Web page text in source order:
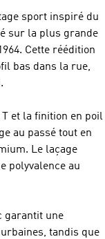
sport inspiré du
sur la plus grande
Cette réédition
bas dans la rue,
et la finition en poil
au passé tout en
Le laçage
polyvalence au
garantit une
tandis que